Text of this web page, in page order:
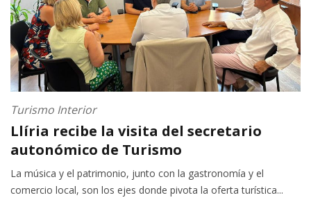
Turismo Interior
Llíria recibe la visita del secretario
autonómico de Turismo
La música y el patrimonio, junto con la gastronomía y el
comercio local, son los ejes donde pivota la oferta turística...